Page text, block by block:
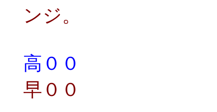
ンジ。
高００
早００